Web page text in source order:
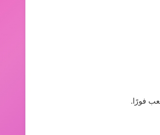
فورًا.